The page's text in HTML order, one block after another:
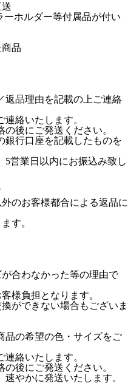
ーホルダー等付属品が付い
品
返品理由を記載の上ご連絡
絡いたします。
後にご発送ください。
銀行口座を記載したものを
5営業日以内にお振込み致し
のお客様都合による返品に
す。
合わなかった等の理由で
様負担 となります。
ができない場合もございま
品の希望の色・サイズをご
絡いたします。
後にご発送ください。
やかに発送いたします。